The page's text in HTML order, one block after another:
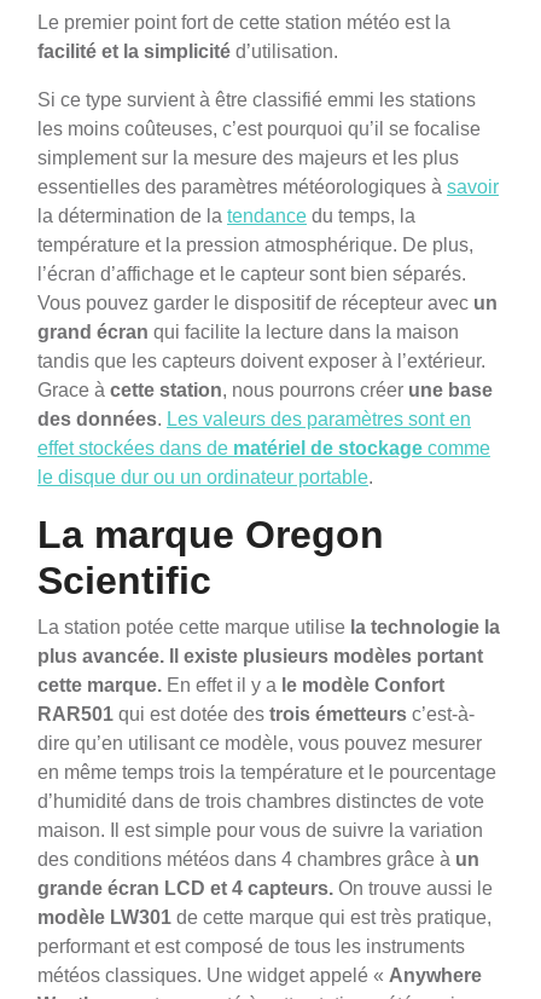
Le premier point fort de cette station météo est la
facilité et la simplicité d’utilisation.
Si ce type survient à être classifié emmi les stations
les moins coûteuses, c’est pourquoi qu’il se focalise
simplement sur la mesure des majeurs et les plus
essentielles des paramètres météorologiques à savoir
la détermination de la tendance du temps, la
température et la pression atmosphérique. De plus,
l’écran d’affichage et le capteur sont bien séparés.
Vous pouvez garder le dispositif de récepteur avec un
grand écran qui facilite la lecture dans la maison
tandis que les capteurs doivent exposer à l’extérieur.
Grace à cette station, nous pourrons créer une base
des données. Les valeurs des paramètres sont en
effet stockées dans de matériel de stockage comme
le disque dur ou un ordinateur portable.
La marque Oregon
Scientific
La station potée cette marque utilise la technologie la
plus avancée. Il existe plusieurs modèles portant
cette marque. En effet il y a le modèle Confort
RAR501 qui est dotée des trois émetteurs c’est-à-
dire qu’en utilisant ce modèle, vous pouvez mesurer
en même temps trois la température et le pourcentage
d’humidité dans de trois chambres distinctes de vote
maison. Il est simple pour vous de suivre la variation
des conditions météos dans 4 chambres grâce à un
grande écran LCD et 4 capteurs. On trouve aussi le
modèle LW301 de cette marque qui est très pratique,
performant et est composé de tous les instruments
météos classiques. Une widget appelé « Anywhere